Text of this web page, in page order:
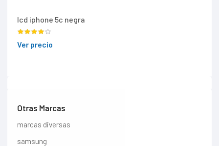
lcd iphone 5c negra
Ver precio
Otras Marcas
marcas diversas
samsung